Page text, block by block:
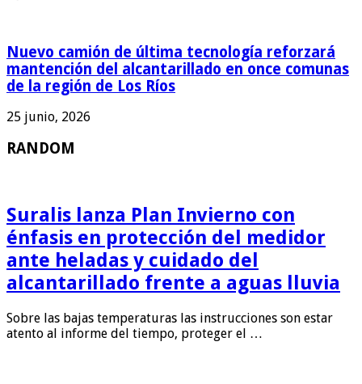
Nuevo camión de última tecnología reforzará
mantención del alcantarillado en once comunas
de la región de Los Ríos
25 junio, 2026
RANDOM
Suralis lanza Plan Invierno con
énfasis en protección del medidor
ante heladas y cuidado del
alcantarillado frente a aguas lluvia
Sobre las bajas temperaturas las instrucciones son estar
atento al informe del tiempo, proteger el …